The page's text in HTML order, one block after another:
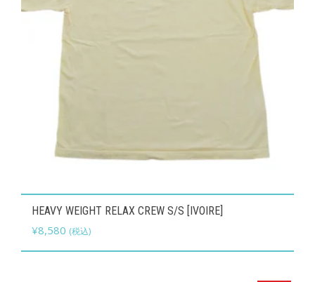
エ
HEAVY WEIGHT RELAX CREW S/S [IVOIRE]
¥8,580 (税込)